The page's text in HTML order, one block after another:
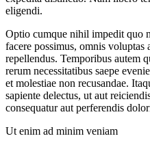
eligendi.
Optio cumque nihil impedit quo
facere possimus, omnis voluptas
repellendus. Temporibus autem
rerum necessitatibus saepe
et molestiae non recusandae.
sapiente delectus, ut aut
consequatur aut perferendis
Ut enim ad minim veniam